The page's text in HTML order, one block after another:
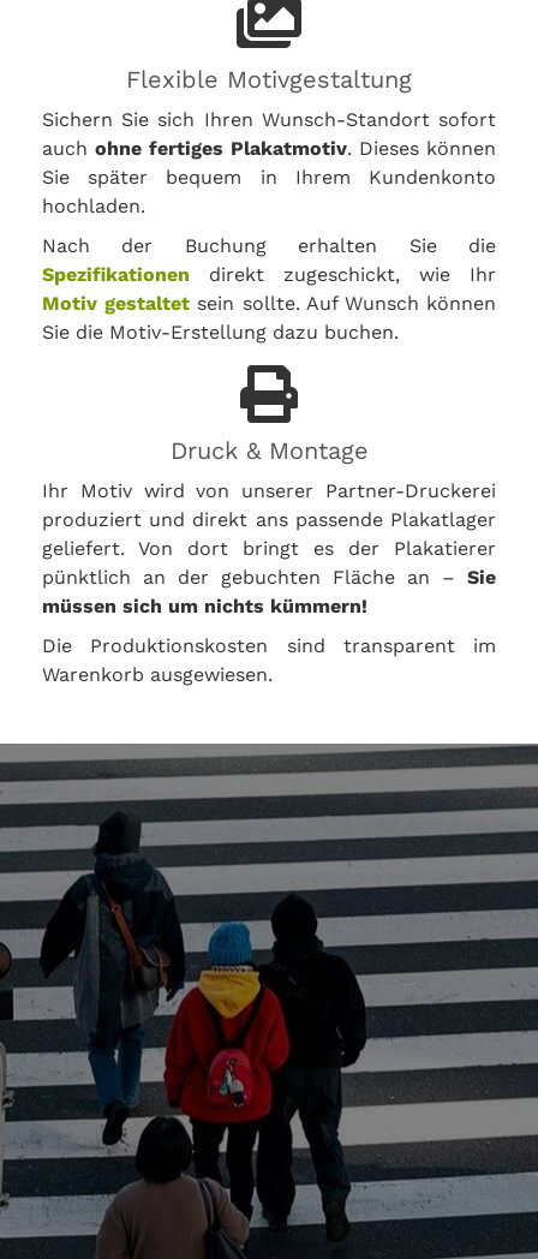
Flexible Motivgestaltung
Sichern Sie sich Ihren Wunsch-Standort sofort
auch ohne fertiges Plakatmotiv. Dieses können
Sie später bequem in Ihrem Kundenkonto
hochladen.
Nach der Buchung erhalten Sie die
Spezifikationen direkt zugeschickt, wie Ihr
Motiv gestaltet sein sollte. Auf Wunsch können
Sie die Motiv-Erstellung dazu buchen.
Druck & Montage
Ihr Motiv wird von unserer Partner-Druckerei
produziert und direkt ans passende Plakatlager
geliefert. Von dort bringt es der Plakatierer
pünktlich an der gebuchten Fläche an – Sie
müssen sich um nichts kümmern!
Die Produktionskosten sind transparent im
Warenkorb ausgewiesen.